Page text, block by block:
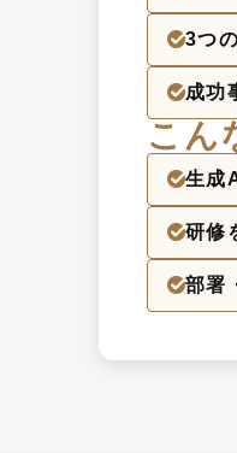
3つ
成功
こん
生成
研修
部署